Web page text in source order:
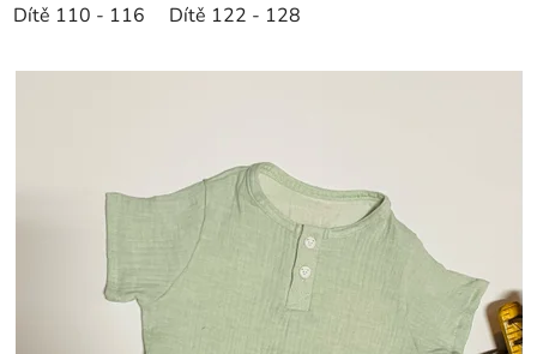
Dítě 110 - 116 Dítě 122 - 128